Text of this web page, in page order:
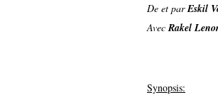
De et parEskil
Avec Rakel
Synopsis: